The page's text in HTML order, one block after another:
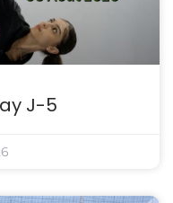
J-5